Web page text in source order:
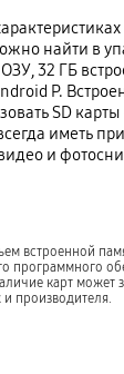
найти в
32 ГБ
P.
SD
иметь
и
встроенной
программного
карт может
производителя.